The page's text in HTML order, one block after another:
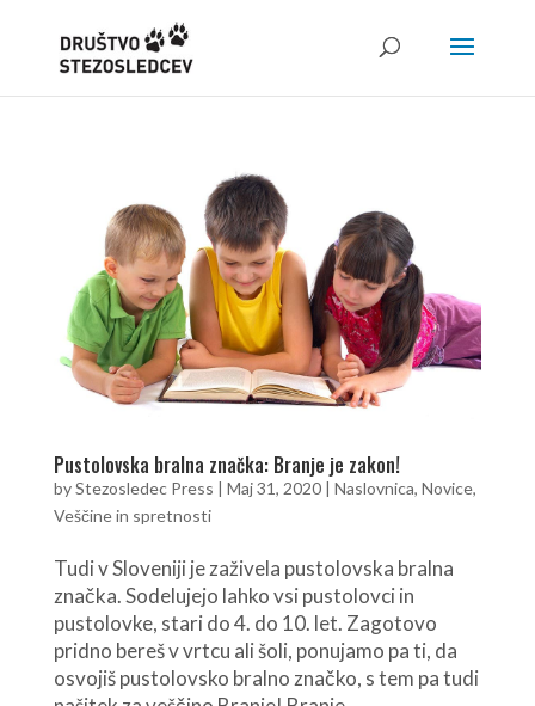
Pustolovska bralna značka: Branje je zakon!
byStezosledec Press | Maj 31, 2020| Naslovnica, Novice,
Veščine in spretnosti
Tudi v Sloveniji je zaživela pustolovska bralna
značka. Sodelujejo lahko vsi pustolovci in
pustolovke, stari do 4. do 10. let. Zagotovo
pridno bereš v vrtcu ali šoli, ponujamo pa ti, da
osvojiš pustolovsko bralno značko, s tem pa tudi